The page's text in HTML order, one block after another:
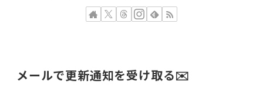
メールで更新通知を受け取る✉️